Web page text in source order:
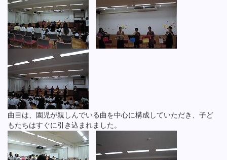
曲目は、園児が親しんでいる曲を中心に構成していただき、子ど
もたちはすぐに引き込まれました。